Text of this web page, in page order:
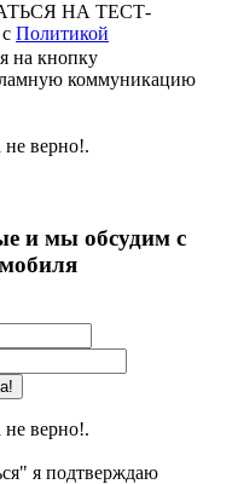
НА ТЕСТ-
Политикой
на кнопку
коммуникацию
верно!.
и мы обсудим с
верно!.
я подтверждаю